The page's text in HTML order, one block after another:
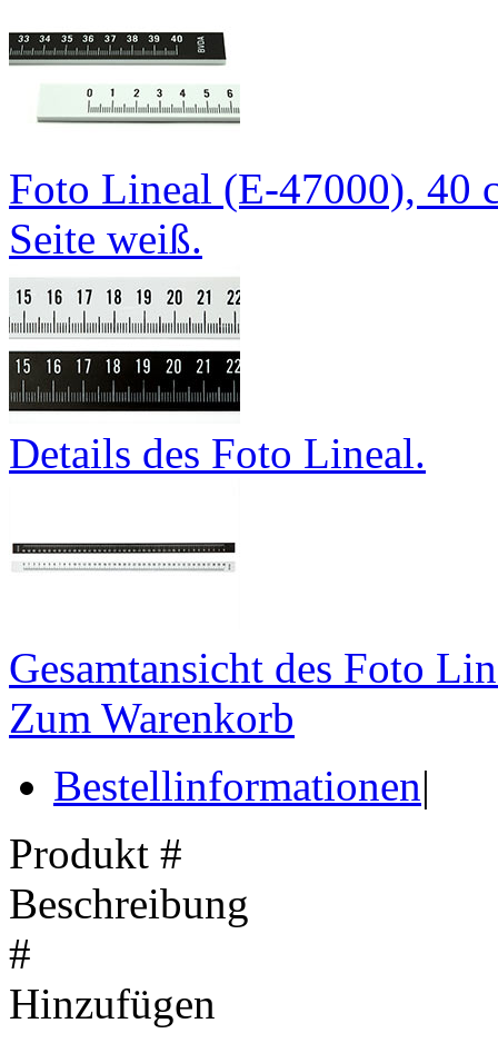
Foto Lineal (E-47000), 40
Seite weiß.
Details des Foto Lineal.
Gesamtansicht des Foto
Zum Warenkorb
Bestellinformationen|
Produkt #
Beschreibung
#
Hinzufügen